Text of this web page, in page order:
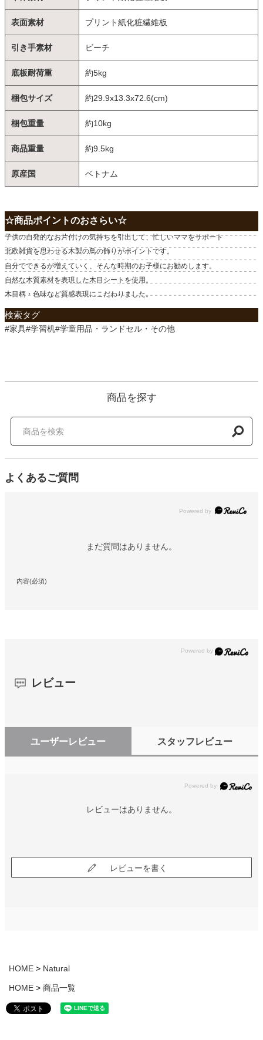
表面素材 プリント紙化粧繊維板
引き手素材 ビーチ
底板耐荷重 約5kg
梱包サイズ 約29.9x13.3x72.6(cm)
梱包重量 約10kg
商品重量 約9.5kg
原産国 ベトナム
☆商品ポイントのおさらい☆
子供の自発的なお片付けの気持ちを引出して、忙しいママをサポート
北欧雑貨を思わせる木製の鳥の飾りがポイントです。
自分でできるが増えていく、そんな時期のお子様にお勧めします。
自然な木質素材を表現した木目シートを使用。
木目柄・色味など質感表現にこだわりました。
検索タグ
#家具#学習机#学童用品・ランドセル・その他
商品を探す
よくあるご質問
Powered by
まだ質問はありません。
内容(必須)
レビュー
ユーザーレビュー スタッフレビュー
レビューはありません。
レビューを書く
HOME Natural
HOME 商品一覧